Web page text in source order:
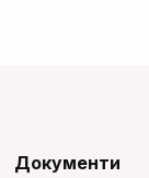
Документи